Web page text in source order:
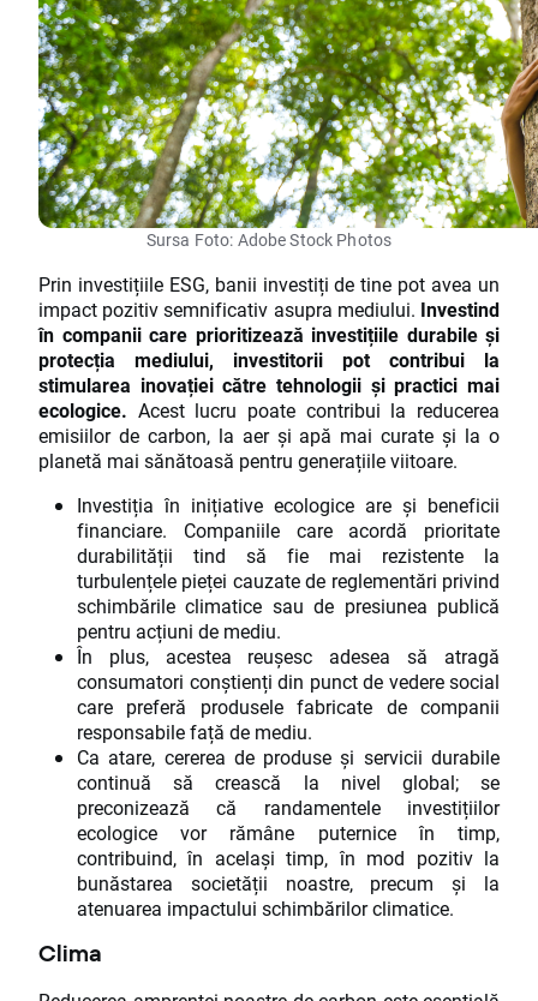
Sursa Foto: Adobe Stock Photos
Prin investițiile ESG, banii investiți de tine pot avea un
impact pozitiv semnificativ asupra mediului. Investind
în companii care prioritizează investițiile durabile și
protecția mediului, investitorii pot contribui la
stimularea inovației către tehnologii și practici mai
ecologice. Acest lucru poate contribui la reducerea
emisiilor de carbon, la aer și apă mai curate și la o
planetă mai sănătoasă pentru generațiile viitoare.
Investiția în inițiative ecologice are și beneficii
financiare. Companiile care acordă prioritate
durabilității tind să fie mai rezistente la
turbulențele pieței cauzate de reglementări privind
schimbările climatice sau de presiunea publică
pentru acțiuni de mediu.
În plus, acestea reușesc adesea să atragă
consumatori conștienți din punct de vedere social
care preferă produsele fabricate de companii
responsabile față de mediu.
Ca atare, cererea de produse și servicii durabile
continuă să crească la nivel global; se
preconizează că randamentele investițiilor
ecologice vor rămâne puternice în timp,
contribuind, în același timp, în mod pozitiv la
bunăstarea societății noastre, precum și la
atenuarea impactului schimbărilor climatice.
Clima